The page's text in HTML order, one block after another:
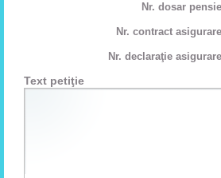
Nr. dosar pensie
Nr. contract asigurare
Nr. declaraţie asigurare
Text petiţie